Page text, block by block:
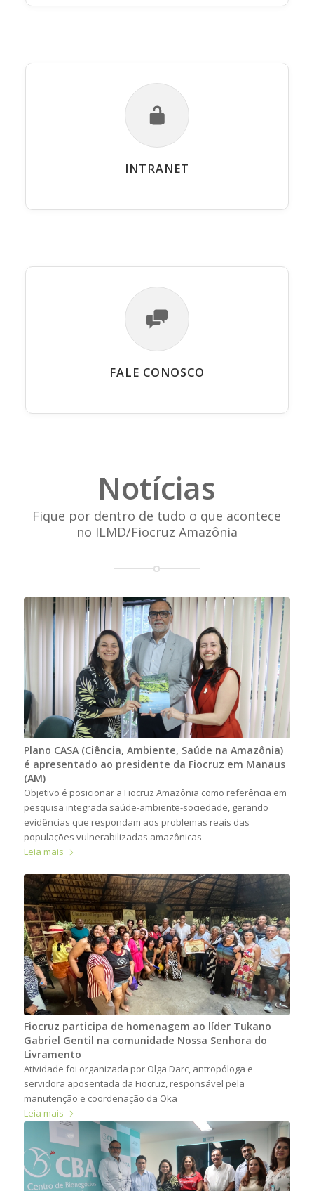
INTRANET
FALE CONOSCO
Notícias
Fique por dentro de tudo o que acontece
no ILMD/Fiocruz Amazônia
Plano CASA (Ciência, Ambiente, Saúde na Amazônia)
é apresentado ao presidente da Fiocruz em Manaus
(AM)
Objetivo é posicionar a Fiocruz Amazônia como referência em
pesquisa integrada saúde-ambiente-sociedade, gerando
evidências que respondam aos problemas reais das
populações vulnerabilizadas amazônicas
Leia mais
Fiocruz participa de homenagem ao líder Tukano
Gabriel Gentil na comunidade Nossa Senhora do
Livramento
Atividade foi organizada por Olga Darc, antropóloga e
servidora aposentada da Fiocruz, responsável pela
manutenção e coordenação da Oka
Leia mais